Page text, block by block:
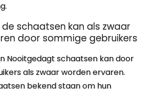
schaatsen kan als zwaar
door sommige gebruikers
Nooitgedagt schaatsen kan door
als zwaar worden ervaren.
bekend staan om hun